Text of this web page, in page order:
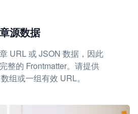
源数据
URL 或 JSON 数据，因此
整的 Frontmatter。请提供
组或一组有效 URL。